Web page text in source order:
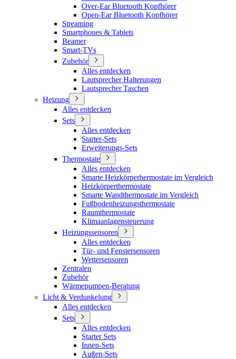
Over-Ear Bluetooth Kopfhörer
Open-Ear Bluetooth Kopfhörer
Streaming
Smartphones & Tablets
Beamer
Smart-TVs
Zubehör
Alles entdecken
Lautsprecher Halterungen
Lautsprecher Taschen
Heizung
Alles entdecken
Sets
Alles entdecken
Starter-Sets
Erweiterungs-Sets
Thermostate
Alles entdecken
Smarte Heizkörperhermostate im Vergleich
Heizkörperthermostate
Smarte Wandthermostate im Vergleich
Fußbodenheizungsthermostate
Raumthermostate
Klimaanlagensteuerung
Heizungssensoren
Alles entdecken
Tür- und Fenstersensoren
Wettersensoren
Zentralen
Zubehör
Wärmepumpen-Beratung
Licht & Verdunkelung
Alles entdecken
Sets
Alles entdecken
Starter Sets
Innen-Sets
Außen-Sets